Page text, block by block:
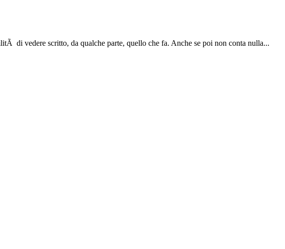
di vedere scritto, da qualche parte, quello che fa. Anche se poi non conta nulla...